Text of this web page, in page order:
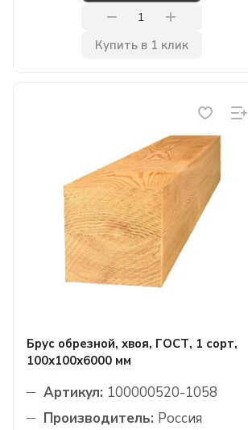
Купить в 1 клик
Брус обрезной, хвоя, ГОСТ, 1 сорт,
100х100х6000 мм
Артикул: 100000520-1058
Производитель: Россия